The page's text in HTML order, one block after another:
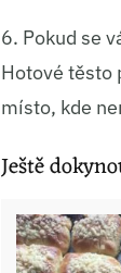
6. Pokud se
Hotové těsto
místo, kde
Ještě